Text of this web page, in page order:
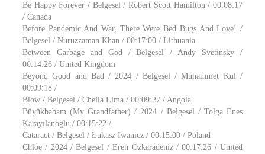
Be Happy Forever / Belgesel / Robert Scott Hamilton / 00:08:17
/ Canada
Before Pandemic And War, There Were Bed Bugs And Love! /
Belgesel / Nuruzzaman Khan / 00:17:00 / Lithuania
Between Garbage and God / Belgesel / Andy Svetinsky /
00:14:26 / United Kingdom
Beyond Good and Bad / 2024 / Belgesel / Muhammet Kul /
00:09:18 /
Blow / Belgesel / Cheila Lima / 00:09:27 / Angola
Büyükbabam (My Grandfather) / 2024 / Belgesel / Tolga Enes
Karayılanoğlu / 00:15:22 /
Cataract / Belgesel / Łukasz Iwanicz / 00:15:00 / Poland
Chloe / 2024 / Belgesel / Eren Özkaradeniz / 00:17:26 / United